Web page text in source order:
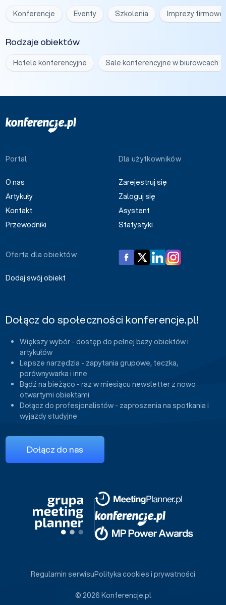
Konferencje Eventy Szkolenia Imprezy firmowe
Rodzaje obiektów
Hotele konferencyjne Sale konferencyjne w biurowcach
Portal
O nas
Artykuły
Kontakt
Przewodniki
Dla użytkowników
Zarejestruj się
Zaloguj się
Asystent
Statystyki
Oferta dla obiektów
Dodaj swój obiekt
Dołącz do społeczności konferencje.pl!
Większy wybór - dostęp do pełnej bazy obiektów i
artykułów
Lepsze narzędzia - zapytania grupowe, teczka,
porównywarka i inne
Bądź na bieżąco - raz w miesiącu newsletter z nowo
otwartymi obiektami
Dołącz do profesjonalistów - zaproszenia na spotkania i
wyjazdy studyjne
Dołącz do nas
© 2026 Konferencje.pl
Regulamin serwisuPolityka cookies i prywatności